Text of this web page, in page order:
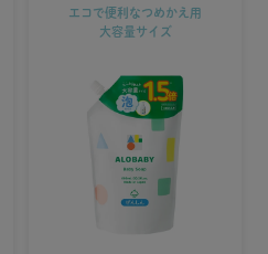
エコで便利なつめかえ用
大容量サイズ